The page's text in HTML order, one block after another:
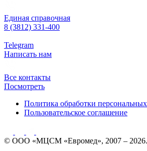
Единая справочная
8 (3812) 331-400
Telegram
Написать нам
Все контакты
Посмотреть
Политика обработки
Пользовательское соглашение
© ООО «МЦСМ «Евромед», 2007 – 2026.